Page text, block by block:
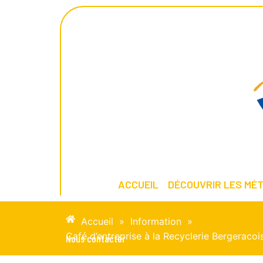
ACCUEIL DÉCOUVRIR LES
Accueil » Information »
Café d’entreprise à la Recyclerie
Nous contacter